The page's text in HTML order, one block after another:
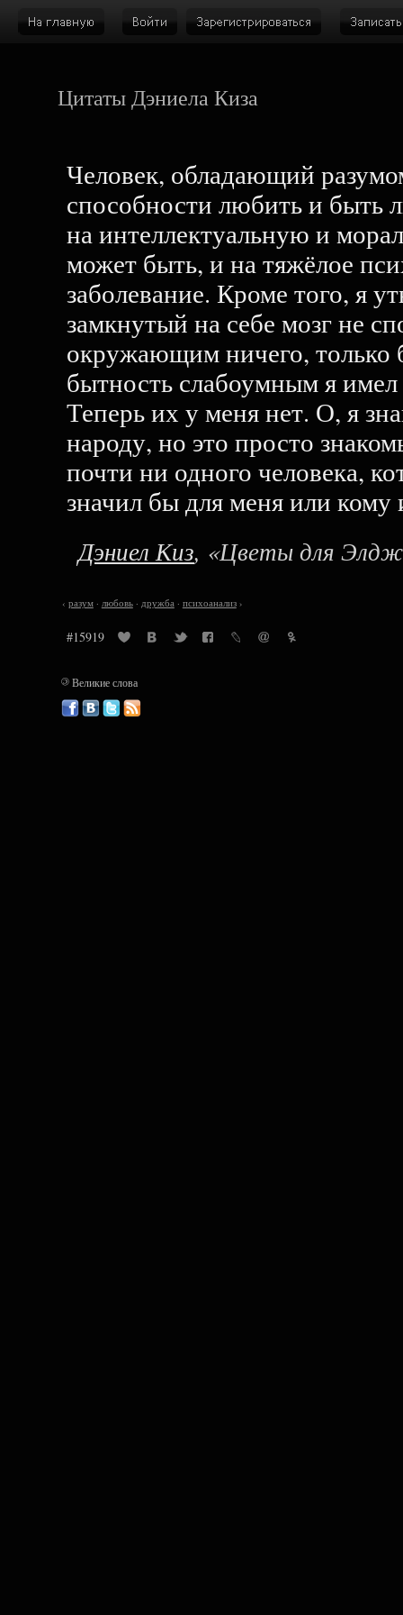
Цитаты Дэниела Киза
Человек, обладающий
способности любить и быть
на интеллектуальную и
может быть, и на тяжёлое
заболевание. Кроме того, я
замкнутый на себе мозг не
окружающим ничего, только
бытность слабоумным я
Теперь их у меня нет. О, я
народу, но это просто
почти ни одного человека,
значил бы для меня или кому
Дэниел Киз, «Цветы для
‹ разум· любовь· дружба· психоанализ›
#15919
©Великие слова